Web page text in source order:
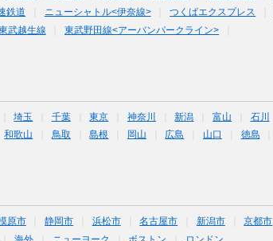
鉄道 ニューシャトル<伊奈線> つくばエクスプレス
武越生線
東武野田線<アーバンパークライン>
埼玉 千葉 東京 神奈川 新潟 富山 石川
和歌山 鳥取 島根 岡山 広島 山口 徳島
原市 静岡市 浜松市 名古屋市 新潟市 京都市